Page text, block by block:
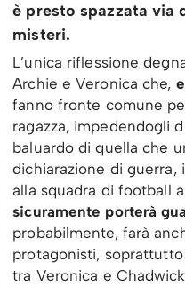
è presto spazzata via
misteri.
L’unica riflessione
Archie e Veronica che,
fanno fronte comune
ragazza, impedendogli
baluardo di quella che
dichiarazione di guerra,
alla squadra di football
sicuramente porterà
probabilmente, farà
protagonisti,
tra Veronica e Chadwick